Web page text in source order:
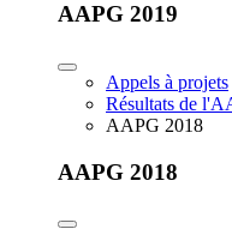
AAPG 2019
Appels à projets
Résultats de
AAPG 2018
AAPG 2018